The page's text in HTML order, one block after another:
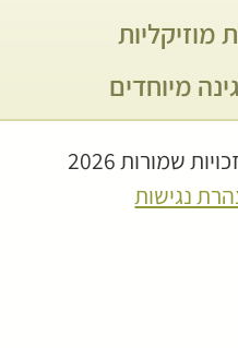
מוזיקליות
מיוחדים
שמורות 2026
נגישות